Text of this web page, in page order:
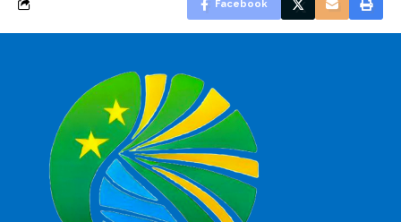
Facebook